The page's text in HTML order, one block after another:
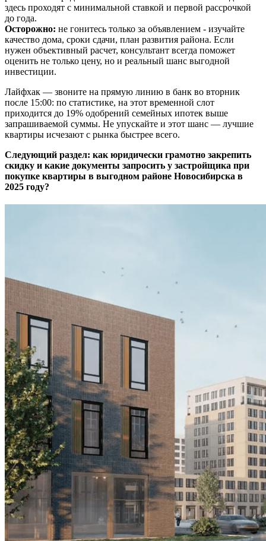
здесь проходят с минимальной ставкой и первой рассрочкой
до года.
Осторожно: не гонитесь только за объявлением - изучайте
качество дома, сроки сдачи, план развития района. Если
нужен объективный расчет, консультант всегда поможет
оценить не только цену, но и реальный шанс выгодной
инвестиции.
Лайфхак — звоните на прямую линию в банк во вторник
после 15:00: по статистике, на этот временной слот
приходится до 19% одобрений семейных ипотек выше
запрашиваемой суммы. Не упускайте и этот шанс — лучшие
квартиры исчезают с рынка быстрее всего.
Следующий раздел: как юридически грамотно закрепить
скидку и какие документы запросить у застройщика при
покупке квартиры в выгодном районе Новосибирска в
2025 году?